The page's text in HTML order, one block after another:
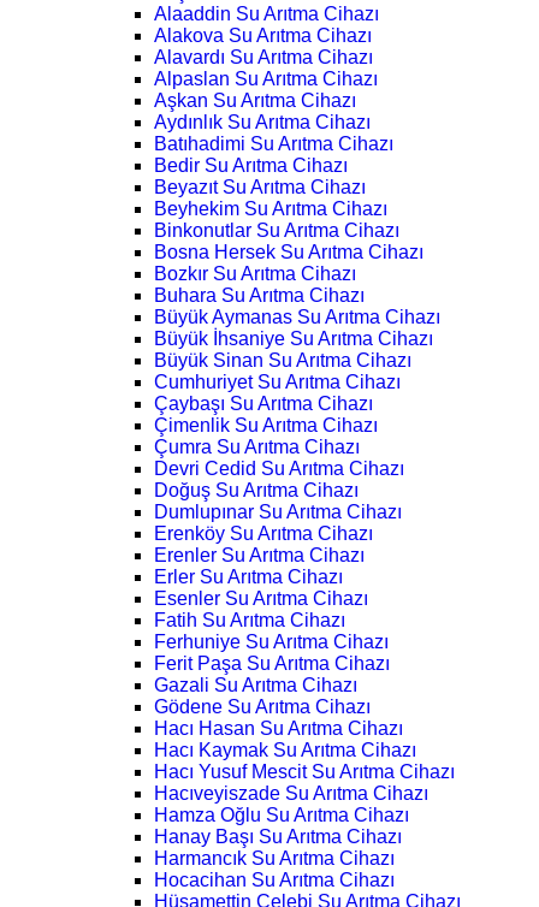
Alaaddin Su Arıtma Cihazı
Alakova Su Arıtma Cihazı
Alavardı Su Arıtma Cihazı
Alpaslan Su Arıtma Cihazı
Aşkan Su Arıtma Cihazı
Aydınlık Su Arıtma Cihazı
Batıhadimi Su Arıtma Cihazı
Bedir Su Arıtma Cihazı
Beyazıt Su Arıtma Cihazı
Beyhekim Su Arıtma Cihazı
Binkonutlar Su Arıtma Cihazı
Bosna Hersek Su Arıtma Cihazı
Bozkır Su Arıtma Cihazı
Buhara Su Arıtma Cihazı
Büyük Aymanas Su Arıtma Cihazı
Büyük İhsaniye Su Arıtma Cihazı
Büyük Sinan Su Arıtma Cihazı
Cumhuriyet Su Arıtma Cihazı
Çaybaşı Su Arıtma Cihazı
Çimenlik Su Arıtma Cihazı
Çumra Su Arıtma Cihazı
Devri Cedid Su Arıtma Cihazı
Doğuş Su Arıtma Cihazı
Dumlupınar Su Arıtma Cihazı
Erenköy Su Arıtma Cihazı
Erenler Su Arıtma Cihazı
Erler Su Arıtma Cihazı
Esenler Su Arıtma Cihazı
Fatih Su Arıtma Cihazı
Ferhuniye Su Arıtma Cihazı
Ferit Paşa Su Arıtma Cihazı
Gazali Su Arıtma Cihazı
Gödene Su Arıtma Cihazı
Hacı Hasan Su Arıtma Cihazı
Hacı Kaymak Su Arıtma Cihazı
Hacı Yusuf Mescit Su Arıtma Cihazı
Hacıveyiszade Su Arıtma Cihazı
Hamza Oğlu Su Arıtma Cihazı
Hanay Başı Su Arıtma Cihazı
Harmancık Su Arıtma Cihazı
Hocacihan Su Arıtma Cihazı
Hüsamettin Çelebi Su Arıtma Cihazı